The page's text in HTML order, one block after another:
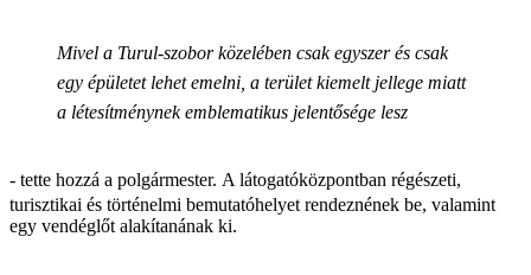
Mivel a Turul-szobor közelében csak egyszer és csak
egy épületet lehet emelni, a terület kiemelt jellege miatt
a létesítménynek emblematikus jelentősége lesz
- tette hozzá a polgármester. A látogatóközpontban régészeti,
turisztikai és történelmi bemutatóhelyet rendeznének be, valamint
egy vendéglőt alakítanának ki.